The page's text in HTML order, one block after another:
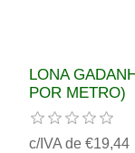
LONA
POR METRO)
c/IVA de €19,44